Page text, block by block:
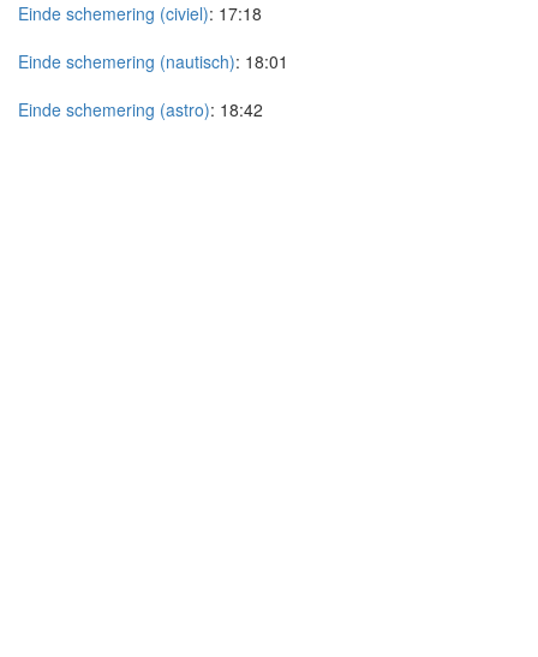
Einde schemering (civiel): 17:18
Einde schemering (nautisch): 18:01
Einde schemering (astro): 18:42